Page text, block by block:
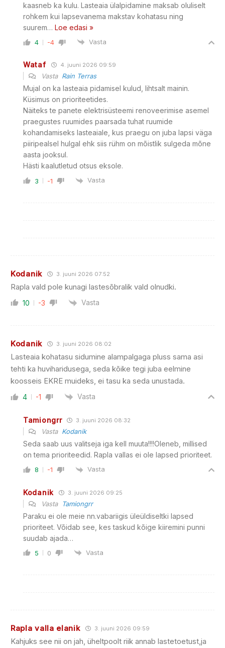
kaasneb ka kulu. Lasteaia ülalpidamine maksab oluliselt
rohkem kui lapsevanema makstav kohatasu ning
suurem… Loe edasi »
4 -4 Vasta
Wataf 4. juuni 2026 09:59
Vasta Rain Terras
Mujal on ka lasteaia pidamisel kulud, lihtsalt mainin.
Küsimus on prioriteetides.
Näiteks te panete elektrisüsteemi renoveerimise asemel
praegustes ruumides paarsada tuhat ruumide
kohandamiseks lasteaiale, kus praegu on juba lapsi väga
piiripealsel hulgal ehk siis rühm on mõistlik sulgeda mõne
aasta jooksul.
Hästi kaalutletud otsus eksole.
3 -1 Vasta
Kodanik 3. juuni 2026 07:52
Rapla vald pole kunagi lastesõbralik vald olnudki.
10 -3 Vasta
Kodanik 3. juuni 2026 08:02
Lasteaia kohatasu sidumine alampalgaga pluss sama asi
tehti ka huviharidusega, seda kõike tegi juba eelmine
koosseis EKRE muideks, ei tasu ka seda unustada.
4 -1 Vasta
Tamiongrr 3. juuni 2026 08:32
Vasta Kodanik
Seda saab uus valitseja iga kell muuta!!!!Oleneb, millised
on tema prioriteedid. Rapla vallas ei ole lapsed prioriteet.
8 -1 Vasta
Kodanik 3. juuni 2026 09:25
Vasta Tamiongrr
Paraku ei ole meie nn.vabariigis üleüldiseltki lapsed
prioriteet. Võidab see, kes taskud kõige kiiremini punni
suudab ajada…
5 0 Vasta
Rapla valla elanik 3. juuni 2026 09:59
Kahjuks see nii on jah, üheltpoolt riik annab lastetoetust,ja